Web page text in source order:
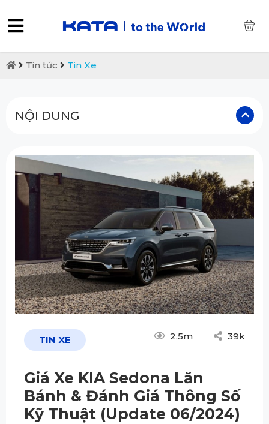
Tin tức Tin Xe
NỘI DUNG
TIN XE 2.5m 39k
Giá Xe KIA Sedona Lăn
Bánh & Đánh Giá Thông Số
Kỹ Thuật (Update 06/2024)